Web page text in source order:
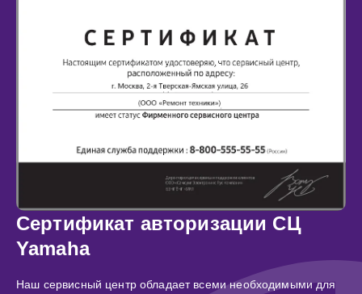
Сертификат авторизации СЦ
Yamaha
Наш сервисный центр обладает всеми необходимыми для